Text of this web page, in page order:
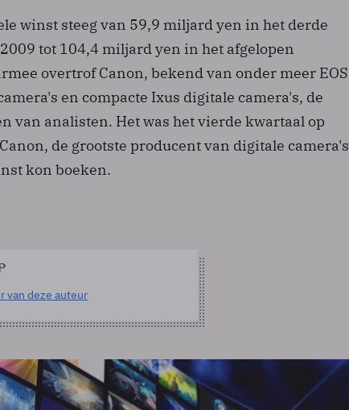
winst steeg van 59,9 miljard yen in het derde
tot 104,4 miljard yen in het afgelopen
overtrof Canon, bekend van onder meer EOS
en compacte Ixus digitale camera's, de
van analisten. Het was het vierde kwartaal op
de grootste producent van digitale camera's
kon boeken.
van deze auteur